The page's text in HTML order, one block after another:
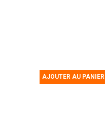
AJOUTER AU PANIER